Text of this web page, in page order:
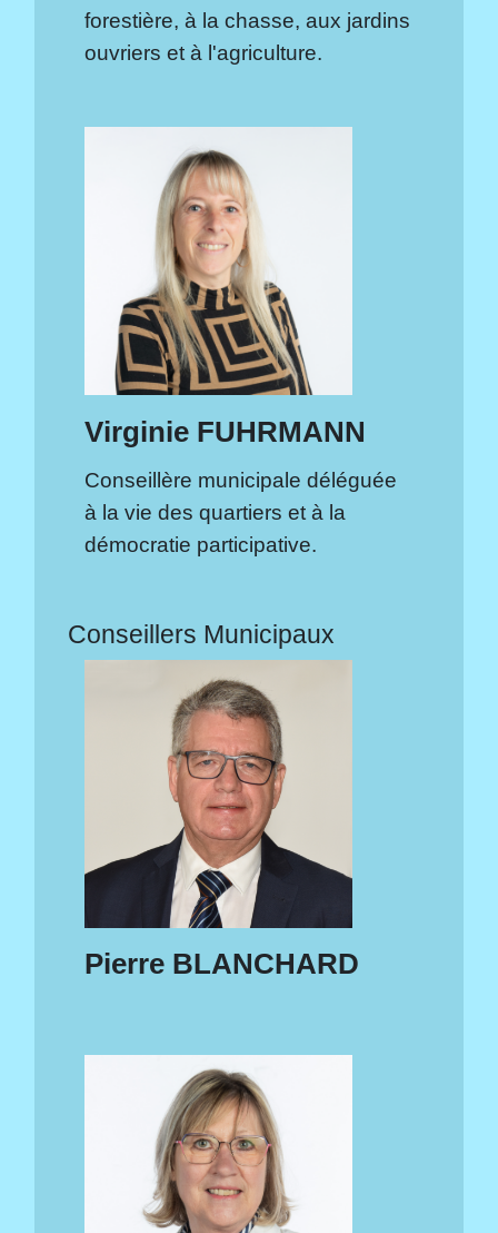
forestière, à la chasse, aux jardins
ouvriers et à l'agriculture.
Virginie FUHRMANN
Conseillère municipale déléguée
à la vie des quartiers et à la
démocratie participative.
Conseillers Municipaux
Pierre BLANCHARD